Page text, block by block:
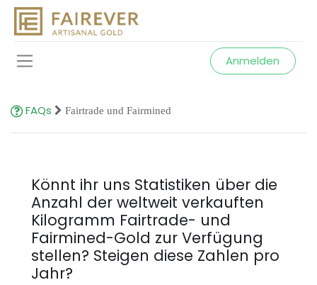
Anmelden
FAQs Fairtrade und Fairmined
Könnt ihr uns Statistiken über die
Anzahl der weltweit verkauften
Kilogramm Fairtrade- und
Fairmined-Gold zur Verfügung
stellen? Steigen diese Zahlen pro
Jahr?